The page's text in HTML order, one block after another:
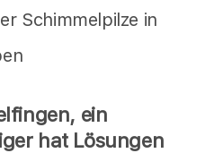
Schimmelpilze in
ein
hat Lösungen